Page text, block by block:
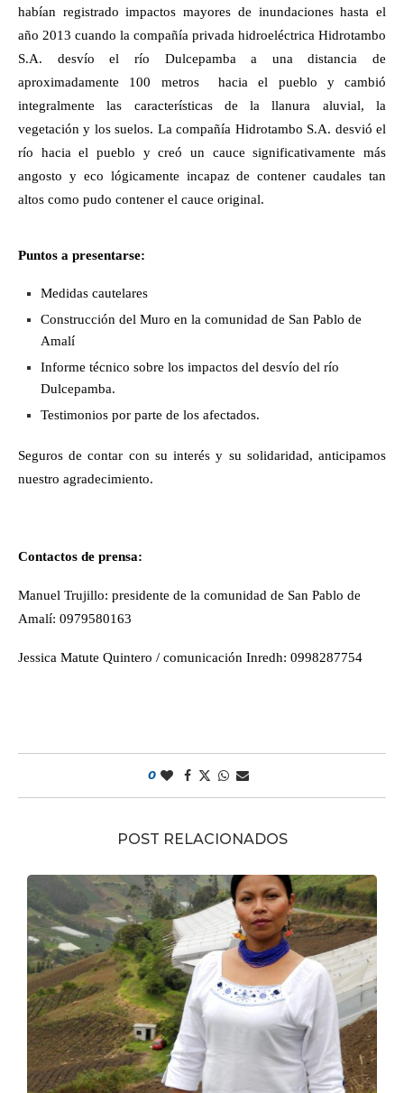
habían registrado impactos mayores de inundaciones hasta el
año 2013 cuando la compañía privada hidroeléctrica Hidrotambo
S.A. desvío el río Dulcepamba a una distancia de
aproximadamente 100 metros
hacia el pueblo y cambió
integralmente las características de la llanura aluvial, la
vegetación y los suelos. La compañía Hidrotambo S.A. desvió el
río hacia el pueblo y creó un cauce significativamente más
angosto y eco lógicamente incapaz de contener caudales tan
altos como pudo contener el cauce original.
Puntos a presentarse:
Medidas cautelares
Construcción del Muro en la comunidad de San Pablo de
Amalí
Informe técnico sobre los impactos del desvío del río
Dulcepamba.
Testimonios por parte de los afectados.
Seguros de contar con su interés y su solidaridad, anticipamos
nuestro agradecimiento.
Contactos de prensa:
Manuel Trujillo: presidente de la comunidad de San Pablo de
Amalí: 0979580163
Jessica Matute Quintero / comunicación Inredh: 0998287754
0
POST RELACIONADOS